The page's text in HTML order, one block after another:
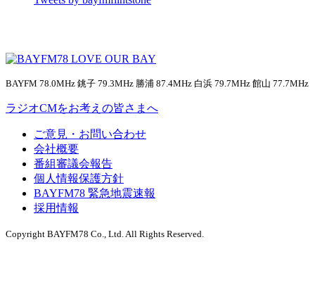
BAYFM 78.0MHz 銚子 79.3MHz 勝浦 87.4MHz 白浜 79.7MHz 館山 77.7MHz
ラジオCMをお考えの皆さまへ
ご意見・お問い合わせ
会社概要
番組審議会報告
個人情報保護方針
BAYFM78 緊急地震速報
採用情報
Copyright BAYFM78 Co., Ltd. All Rights Reserved.